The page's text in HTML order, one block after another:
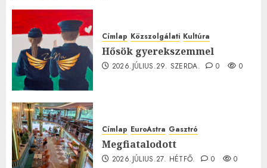
Címlap Közszolgálati Kultúra
Hősök gyerekszemmel
2026.JÚLIUS.29. SZERDA. 0 0
Címlap EuroAstra Gasztró
Megfiatalodott
2026.JÚLIUS.27. HÉTFŐ. 0 0